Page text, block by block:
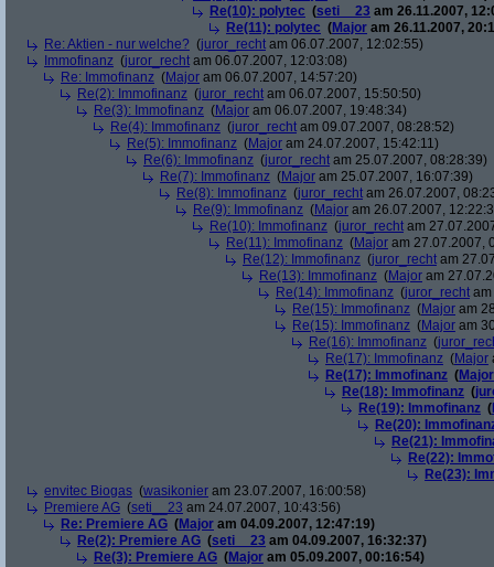
Re(10): polytec (seti__23 am 26.11.2007,
Re(11): polytec (Major am 26.11.2007,
Re: Aktien - nur welche? (juror_recht am 06.07.2007, 12:02:55)
Immofinanz (juror_recht am 06.07.2007, 12:03:08)
Re: Immofinanz (Major am 06.07.2007, 14:57:20)
Re(2): Immofinanz (juror_recht am 06.07.2007, 15:50:50)
Re(3): Immofinanz (Major am 06.07.2007, 19:48:34)
Re(4): Immofinanz (juror_recht am 09.07.2007, 08:28:52)
Re(5): Immofinanz (Major am 24.07.2007, 15:42:11)
Re(6): Immofinanz (juror_recht am 25.07.2007, 08:28:39)
Re(7): Immofinanz (Major am 25.07.2007, 16:07:39)
Re(8): Immofinanz (juror_recht am 26.07.2007,
Re(9): Immofinanz (Major am 26.07.2007,
Re(10): Immofinanz (juror_recht am
Re(11): Immofinanz (Major am 27.07.2007,
Re(12): Immofinanz (juror_recht am
Re(13): Immofinanz (Major am
Re(14): Immofinanz (juror_recht
Re(15): Immofinanz (Major am
Re(15): Immofinanz (Major am
Re(16): Immofinanz (
Re(17): Immofinanz (Major
Re(17): Immofinanz (Major
Re(18): Immofinanz (
Re(19): Immofinanz (
Re(20):
Re(21):
Re(22):
Re(23):
envitec Biogas (wasikonier am 23.07.2007, 16:00:58)
Premiere AG (seti__23 am 24.07.2007, 10:43:56)
Re: Premiere AG (Major am 04.09.2007, 12:47:19)
Re(2): Premiere AG (seti__23 am 04.09.2007, 16:32:37)
Re(3): Premiere AG (Major am 05.09.2007, 00:16:54)